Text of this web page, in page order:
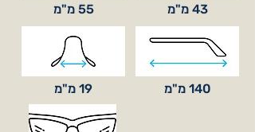
55 מ"מ 43 מ"מ
19 מ"מ 140 מ"מ